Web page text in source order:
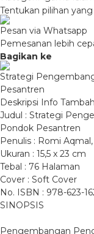
Tentukan pilihan
Pesan via Whatsapp
Pemesanan lebih
Bagikan ke
Strategi
Pesantren
Deskripsi Info
Judul : Strategi
Pondok Pesantren
Penulis : Romi Aqmal,
Ukuran : 15,5 x 23 cm
Tebal : 76 Halaman
Cover : Soft Cover
No. ISBN : 978-623-
SINOPSIS
Pengembangan